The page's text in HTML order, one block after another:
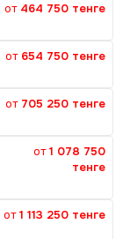
от 464 750 тенге
от 654 750 тенге
от 705 250 тенге
от1 078 750
тенге
от1 113 250 тенге